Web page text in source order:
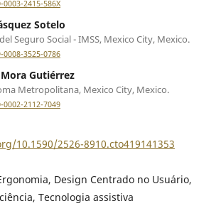
2415-586X
Sotelo
Seguro Social - IMSS, Mexico City, Mexico.
3525-0786
Gutiérrez
Metropolitana, Mexico City, Mexico.
2112-7049
10.1590/2526-8910.cto419141353
Design Centrado no Usuário,
Tecnologia assistiva